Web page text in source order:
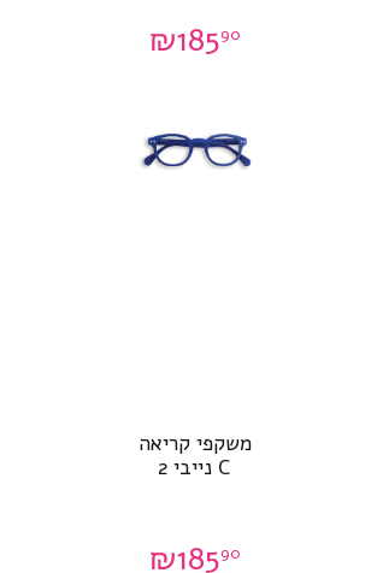
₪18590
משקפי קריאה
C נייבי 2
₪18590